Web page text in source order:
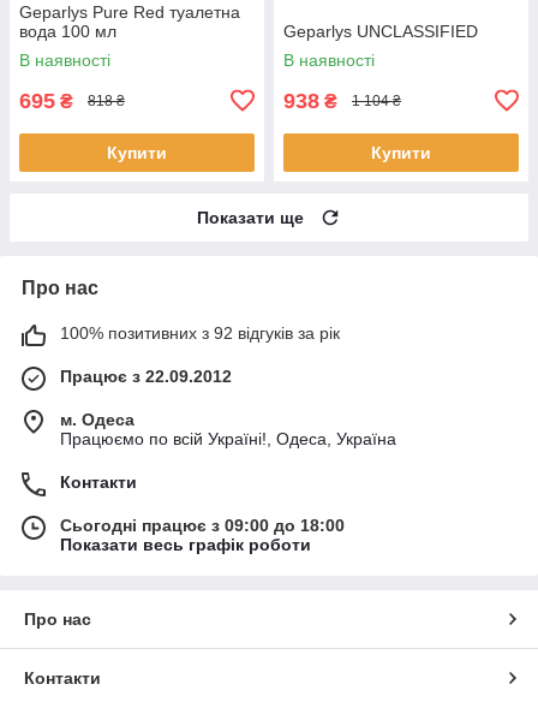
Geparlys Pure Red туалетна
вода 100 мл
В наявності
695 ₴ 818 ₴
Купити
Geparlys UNCLASSIFIED
В наявності
938 ₴ 1 104 ₴
Купити
Показати ще
Про нас
100% позитивних з 92 відгуків за рік
Працює з 22.09.2012
м. Одеса
Працюємо по всій Україні!, Одеса, Україна
Контакти
Сьогодні працює з 09:00 до 18:00
Показати весь графік роботи
Про нас
Контакти